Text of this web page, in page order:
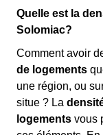
Quelle est la
Solomiac?
Comment avoir
de logements
une région, ou
situe ? La
logements vous